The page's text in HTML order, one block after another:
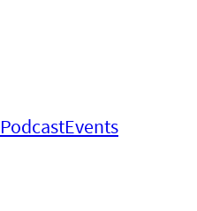
PodcastEvents